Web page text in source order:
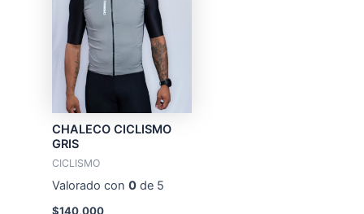
CHALECO CICLISMO
GRIS
CICLISMO
Valorado con 0de 5
$140,000